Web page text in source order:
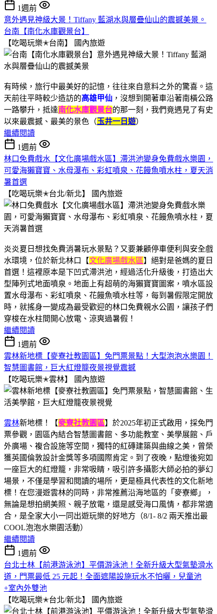
1週前
意外遇見神級大景！Tiffany 藍湖水與層疊仙山的震撼美景。
台南【南化水庫觀景台】
【吃喝玩樂✭台南】
國內旅遊
有時候，旅行中最美好的記憶，往往來自意料之外的驚喜。這
天前往平時較少造訪的高雄甲仙 ，沒想到開著車沿著南橫公路
一路攀升，抵達南化水庫觀景台的那一刻，我們竟遇見了有史
以來最震撼、最美的景色（玉井一日遊）
繼續閱讀
1週前
林口免費戲水【文化廣場戲水區】滯洪池變身免費戲水樂園，
可愛海獺寶寶、水母瀑布、彩虹噴泉、花饅魚噴水柱，夏天消
暑首選
【吃喝玩樂✭台北/新北】
國內旅遊
炎炎夏日想找免費消暑玩水景點？又要兼顧停車便利與安全戲
水環境，位於新北林口【文化廣場戲水區】絕對是爸媽的夏日
首選！這裡原本是下凹式滯洪池，經過活化升級後，打造出大
型陣列式地面噴泉。地面上有超萌的海獺寶寶圖案，噴水區設
置水母瀑布、彩虹噴泉、花饅魚噴水柱等，每到暑假限定開放
時，就搖身一變成為最受歡迎的林口免費親水公園，讓孩子們
穿梭在水柱間開心放電、涼爽過暑假！
繼續閱讀
1週前
雲林新地標【麥寮社教園區】免門票景點！大型泡泡水樂園！
智慧圖書館，巨大紅燈籠夜景視覺震撼
【吃喝玩樂✭雲林】
國內旅遊
雲林新地標！【麥寮社教園區】於2025年初正式啟用，採免門
票參觀，園區內結合智慧圖書館、多功能教室、美學展館、戶
外廣場、複合設施等空間，獨特的紅磚建築與曲線之美，曾榮
獲英國倫敦設計金獎等多項國際肯定。到了夜晚，點燈後宛如
一座巨大的紅燈籠，非常吸睛，吸引許多攝影大師必拍的夢幻
場景，不僅是學習和閱讀的場所，更是極具代表性的文化新地
標！在您漫遊雲林的同時，非常推薦沿海地區的「麥寮鄉」，
無論是想拍網美照、親子放電，還是感受海口風情，都非常適
合，是全家大小一同出遊玩樂的好地方（8/1- 8/2 兩天推出最
COOL泡泡水樂園活動）
繼續閱讀
1週前
台北士林【前港游泳池】平價游泳池！全新升級大型氣墊滑水
道，門票最低 25 元起！全面遮陽設施玩水不怕曬，兒童池
+室內外雙池
【吃喝玩樂✭台北/新北】
國內旅遊